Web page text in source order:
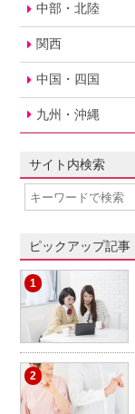
中部・北陸
関西
中国・四国
九州・沖縄
サイト内検索
ピックアップ記事
1
2